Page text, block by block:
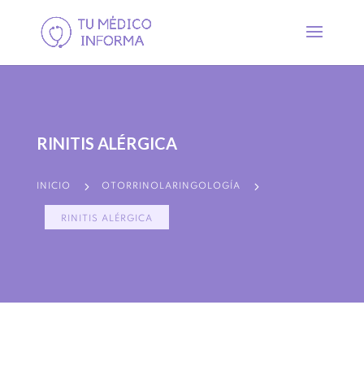
RINITIS ALÉRGICA
INICIO 5 OTORRINOLARINGOLOGÍA 5
RINITIS ALÉRGICA